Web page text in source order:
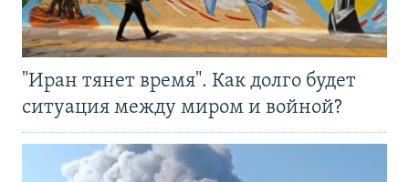
"Иран тянет время". Как долго будет
ситуация между миром и войной?